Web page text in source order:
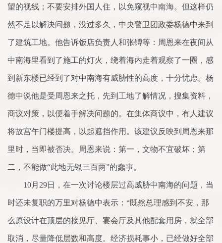
望的视线；不要安排外国人住，以免窥视中南海。但这样仍
然不足以解决问题，没过多久，中央警卫团政委杨德中来到
了建筑工地。他告诉饭店负责人和张镈等：周恩来在夜间从
中南海里看到了施工的灯火，绕着海内走着观察了一圈，感
到新东楼已经到了对中南海有威胁性的高度，十分忧虑。杨
德中说他是受周恩来之托，先到工地了解情况，搜集资料，
商议对策，以便着手解决问题的。在集体商议中，有人建议
将故宫午门楼提高，以起遮挡作用。该建议反映到周恩来那
里时，当即被否决。周恩来说：第一，文物不宜破坏；第
二，不能做“此地无银三百两”的蠢事。
10月29日，在一次讨论楼层过高威胁中南海的问题，当
时还未复职的万里对杨德中表示：“既然总理感到不安，那
么原设计在顶层的接见厅、宴会厅及其他配套用房，就全部
取消，尽量降低层数和高度。经济损耗事小，已经做好全部